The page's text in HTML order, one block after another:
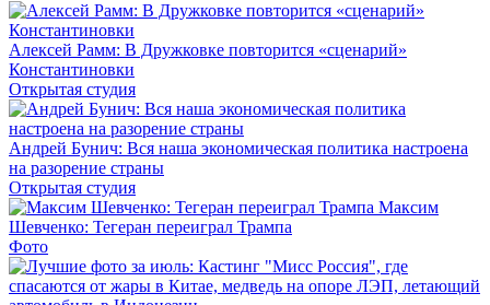
Алексей Рамм: В Дружковке повторится «сценарий»
Константиновки
Открытая студия
Андрей Бунич: Вся наша экономическая политика настроена
на разорение страны
Открытая студия
Максим
Шевченко: Тегеран переиграл Трампа
Фото